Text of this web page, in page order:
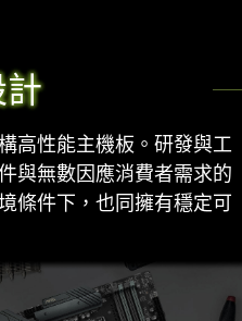
高性能主機板。研發與工
與無數因應消費者需求的
條件下，也同擁有穩定可